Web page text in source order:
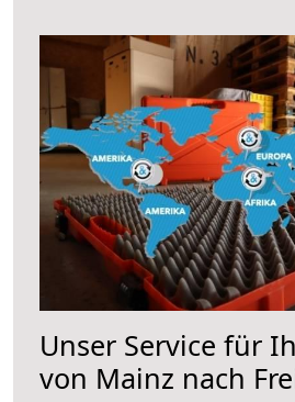
Unser Service für
von Mainz nach